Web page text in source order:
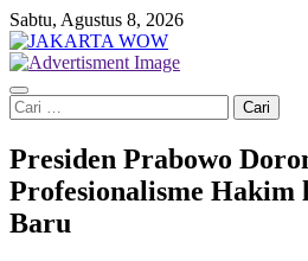
Skip
to
content
Sabtu, Agustus 8, 2026
Cari
untuk:
Presiden Prabowo
Profesionalisme Hakim
Baru